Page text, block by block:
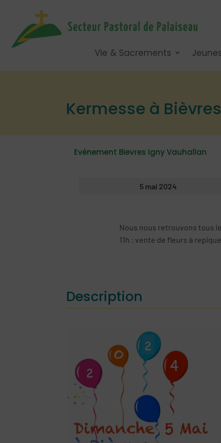
Vie & Sacrements
Kermesse à
Evénement Bievres Igny Vauhallan
5 mai 2024
Nous nous retrouvons tous
11h : vente de fleurs à
Description